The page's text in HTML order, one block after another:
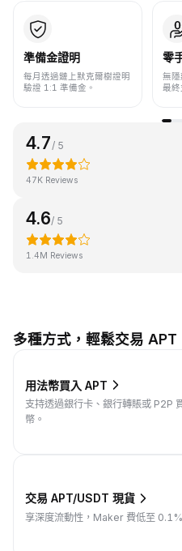
準備金證明
每月透過鏈上默克爾樹證明
驗證 1:1 準備金。
零
無隱
最終
4.7/ 5
47K Reviews
4.6/ 5
1.4M Reviews
多種方式，輕鬆交易 APT
用法幣買入 APT
支持透過銀行卡、銀行轉賬或 P2P
幣。
交易 APT/USDT 現貨
享深度流動性，Maker 費低至 0.1%